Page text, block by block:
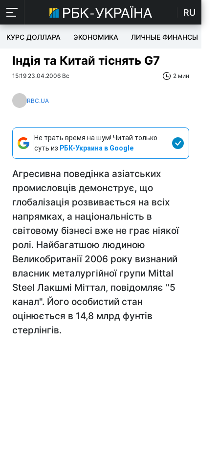
RU
КУРС ДОЛЛАРА ЭКОНОМИКА ЛИЧНЫЕ ФИНАНСЫ
Індія та Китай тіснять G7
15:19 23.04.2006 Вс 2 мин
RBC.UA
Не трать время на шум! Читай только
суть из РБК-Украина в Google
Агресивна поведінка азіатських
промисловців демонструє, що
глобалізація розвивається на всіх
напрямках, а національність в
світовому бізнесі вже не грає ніякої
ролі. Найбагатшою людиною
Великобританії 2006 року визнаний
власник металургійної групи Mittal
Steel Лакшмі Міттал, повідомляє "5
канал". Його особистий стан
оцінюється в 14,8 млрд фунтів
стерлінгів.